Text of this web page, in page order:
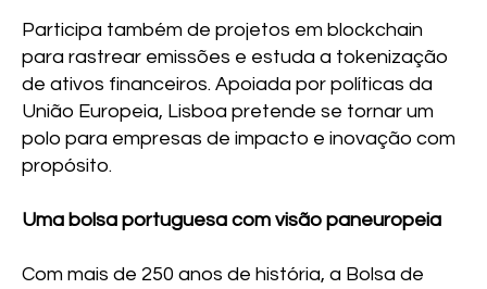
Participa também de projetos em blockchain
para rastrear emissões e estuda a tokenização
de ativos financeiros. Apoiada por políticas da
União Europeia, Lisboa pretende se tornar um
polo para empresas de impacto e inovação com
propósito.
Uma bolsa portuguesa com visão paneuropeia
Com mais de 250 anos de história, a Bolsa de